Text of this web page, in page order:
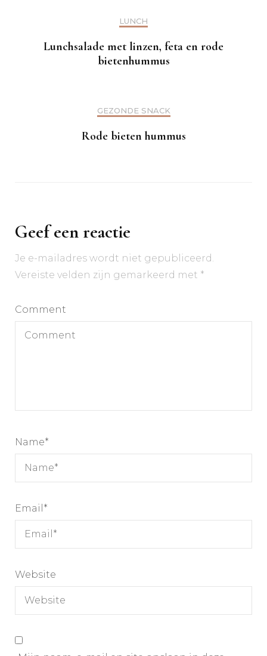
LUNCH
Lunchsalade met linzen, feta en rode
bietenhummus
GEZONDE SNACK
Rode bieten hummus
Geef een reactie
Je e-mailadres wordt niet gepubliceerd.
Vereiste velden zijn gemarkeerd met *
Comment
Name*
Email *
Website